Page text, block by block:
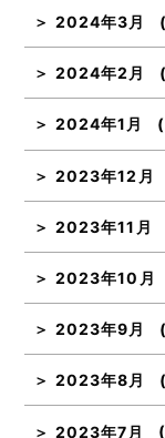
2024年3月
2024年2月
2024年1月
2023年12月
2023年11月
2023年10月
2023年9月
2023年8月
2023年7月